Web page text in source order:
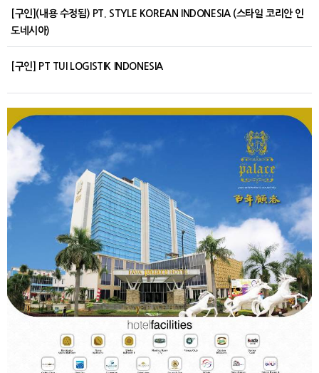
[구인](내용 수정됨) PT. STYLE KOREAN INDONESIA (스타일 코리안 인
도네시아)
[구인] PT TUI LOGISTIK INDONESIA